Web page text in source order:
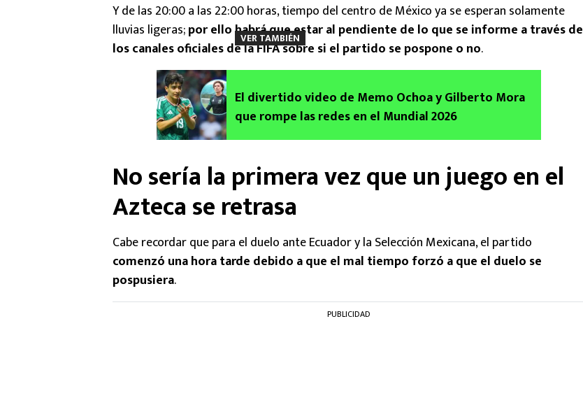
Y de las 20:00 a las 22:00 horas, tiempo del centro de México ya se esperan solamente
lluvias ligeras;por ello habrá que estar al pendiente de lo que se informe a través de
los canales oficiales de la FIFA sobre si el partido se pospone o no.
VER TAMBIÉN
El divertido video de Memo Ochoa y Gilberto Mora
que rompe las redes en el Mundial 2026
No sería la primera vez que un juego en el
Azteca se retrasa
Cabe recordar que para el duelo ante Ecuador y la Selección Mexicana, el partido
comenzó una hora tarde debido a que el mal tiempo forzó a que el duelo se
pospusiera.
PUBLICIDAD